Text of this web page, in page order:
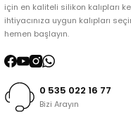
için en kaliteli silikon kalıpları
ihtiyacınıza uygun kalıpları
hemen başlayın.
0 535 022 16 77
Bizi Arayın